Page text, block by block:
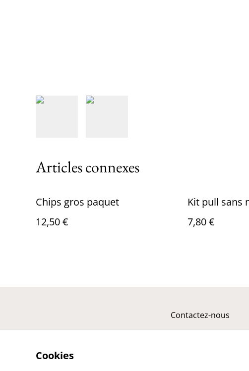
Articles connexes
Chips gros paquet
12,50 €
Kit pull sans
7,80 €
Contactez-nous
Cookies